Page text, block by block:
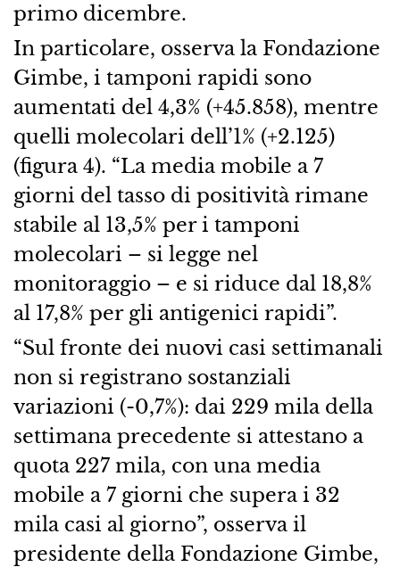
primo dicembre.
In particolare, osserva la Fondazione
Gimbe, i tamponi rapidi sono
aumentati del 4,3% (+45.858), mentre
quelli molecolari dell’1% (+2.125)
(figura 4). “La media mobile a 7
giorni del tasso di positività rimane
stabile al 13,5% per i tamponi
molecolari – si legge nel
monitoraggio – e si riduce dal 18,8%
al 17,8% per gli antigenici rapidi”.
“Sul fronte dei nuovi casi settimanali
non si registrano sostanziali
variazioni (-0,7%): dai 229 mila della
settimana precedente si attestano a
quota 227 mila, con una media
mobile a 7 giorni che supera i 32
mila casi al giorno”, osserva il
presidente della Fondazione Gimbe,